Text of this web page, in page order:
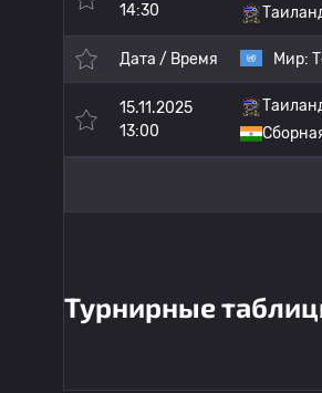
14:30
Дата / Время Мир:
15.11.2025
13:00
Турнирные